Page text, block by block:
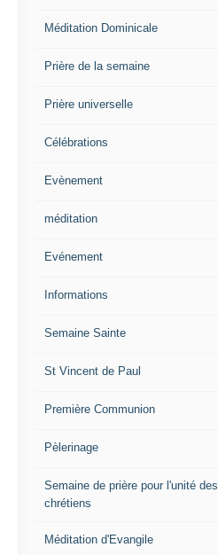
Méditation Dominicale
Prière de la semaine
Prière universelle
Célébrations
Evènement
méditation
Evénement
Informations
Semaine Sainte
St Vincent de Paul
Première Communion
Pèlerinage
Semaine de prière pour l'unité des
chrétiens
Méditation d'Evangile